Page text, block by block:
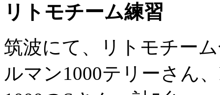
リトモチーム練習
筑波にて、リトモチー
ルマン1000テリーさん